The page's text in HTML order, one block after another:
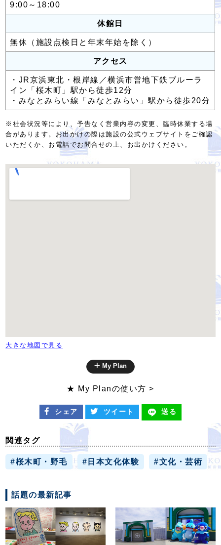
9:00～18:00
休館日
無休（施設点検日と年末年始を除く）
アクセス
・JR京浜東北・根岸線／横浜市営地下鉄ブルーラ
イン「桜木町」駅から徒歩12分
・みなとみらい線「みなとみらい」駅から徒歩20分
※社会状況等により、予告なく営業内容の変更、臨時休業する場
合があります。お出かけの際は施設の公式ウェブサイトをご確認
いただくか、お電話でお問合せの上、お出かけください。
大きな地図で見る
My Plan
★ My Planの使い方 >
シェア ツイート 送る
関連タグ
#桜木町・野毛 #日本文化体験 #文化・芸術
話題の最新記事